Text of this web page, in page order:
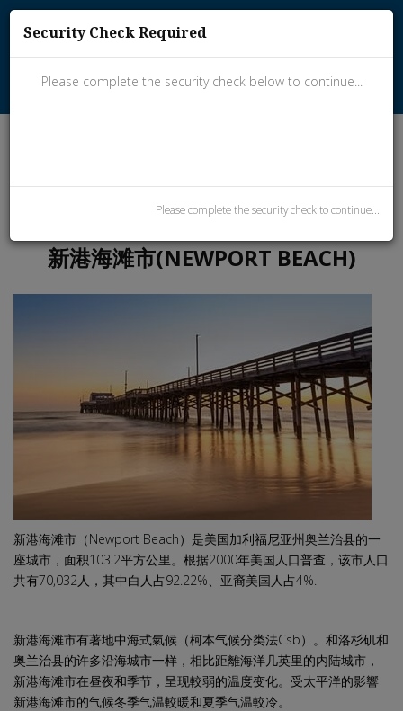
homes@myrealtorbruce.com
新港海滩市(NEWPORT BEACH)
新港海滩市（Newport Beach）是美国加利福尼亚州奥兰治县的一
座城市，面积103.2平方公里。根据2000年美国人口普查，该市人口
共有70,032人，其中白人占92.22%、亚裔美国人占4%.
新港海滩市有著地中海式氣候（柯本气候分类法Csb）。和洛杉矶和
奥兰治县的许多沿海城市一样，相比距離海洋几英里的内陆城市，
新港海滩市在昼夜和季节，呈现較弱的温度变化。受太平洋的影響
新港海滩市的气候冬季气温較暖和夏季气温較冷。
Security Check Required
Please complete the security check below to continue...
Please complete the security check to continue...